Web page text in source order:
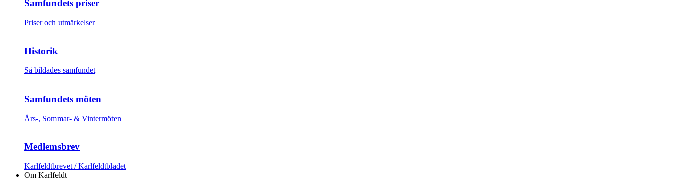
Samfundets priser
Priser och utmärkelser
Historik
Så bildades samfundet
Samfundets möten
Års-, Sommar- & Vintermöten
Medlemsbrev
Karlfeldtbrevet / Karlfeldtbladet
Om Karlfeldt